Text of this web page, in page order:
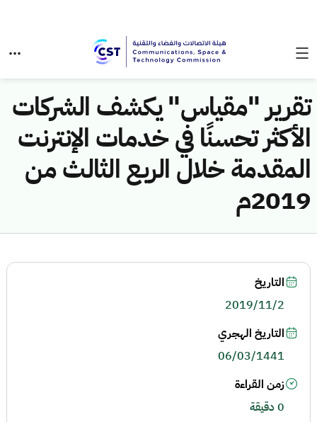
تقرير "مقياس" يكشف الشركات
الأكثر تحسنًا في خدمات الإنترنت
المقدمة خلال الربع الثالث من
2019م
التاريخ
2019/11/2
التاريخ الهجري
06/03/1441
زمن القراءة
0 دقيقة